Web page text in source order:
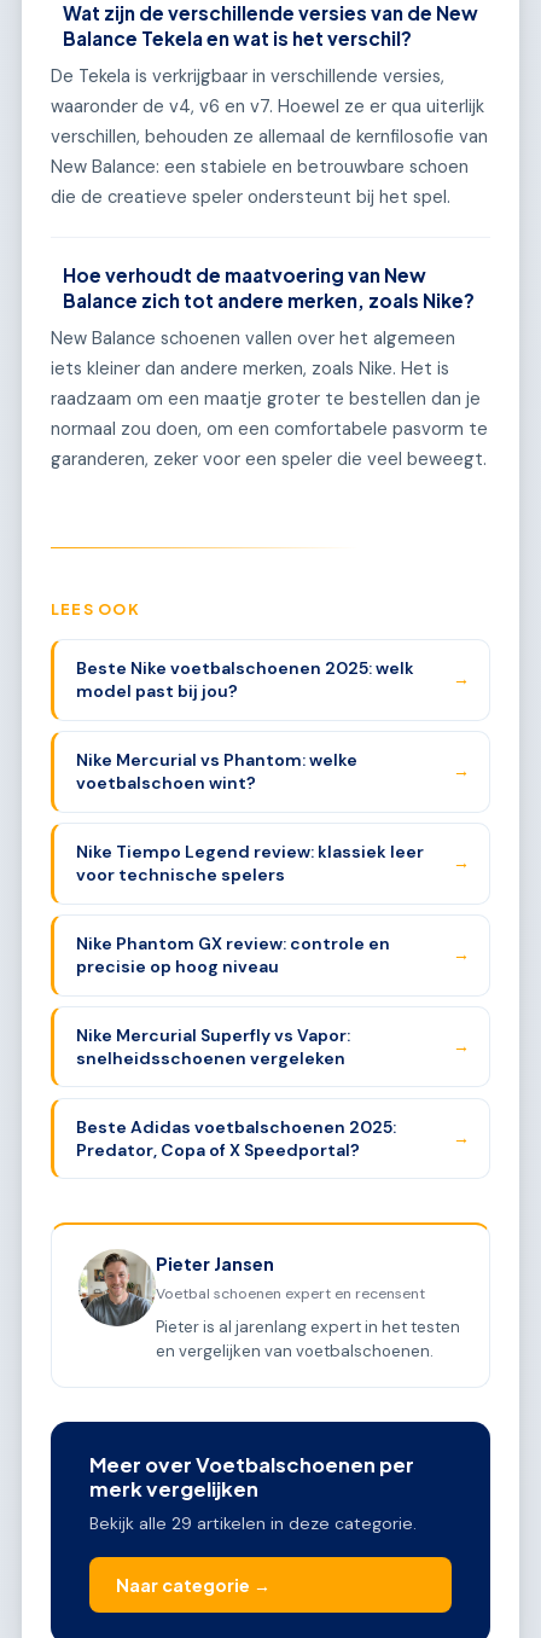
Wat zijn de verschillende versies van de New
Balance Tekela en wat is het verschil?
De Tekela is verkrijgbaar in verschillende versies,
waaronder de v4, v6 en v7. Hoewel ze er qua uiterlijk
verschillen, behouden ze allemaal de kernfilosofie van
New Balance: een stabiele en betrouwbare schoen
die de creatieve speler ondersteunt bij het spel.
Hoe verhoudt de maatvoering van New
Balance zich tot andere merken, zoals Nike?
New Balance schoenen vallen over het algemeen
iets kleiner dan andere merken, zoals Nike. Het is
raadzaam om een maatje groter te bestellen dan je
normaal zou doen, om een comfortabele pasvorm te
garanderen, zeker voor een speler die veel beweegt.
LEES OOK
Beste Nike voetbalschoenen 2025: welk
model past bij jou?
→
Nike Mercurial vs Phantom: welke
voetbalschoen wint?
→
Nike Tiempo Legend review: klassiek leer
voor technische spelers
→
Nike Phantom GX review: controle en
precisie op hoog niveau
→
Nike Mercurial Superfly vs Vapor:
snelheidsschoenen vergeleken
→
Beste Adidas voetbalschoenen 2025:
Predator, Copa of X Speedportal?
→
Pieter Jansen
Voetbal schoenen expert en recensent
Pieter is al jarenlang expert in het testen
en vergelijken van voetbalschoenen.
Meer over Voetbalschoenen per
merk vergelijken
Bekijk alle 29 artikelen in deze categorie.
Naar categorie →